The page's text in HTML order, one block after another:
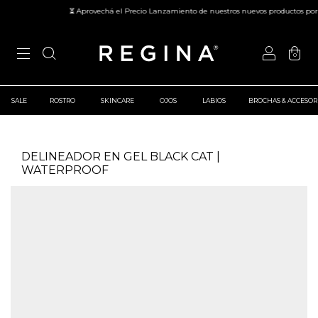
⏳ Aprovechá el Precio Lanzamiento de nuestros nuevos productos por
0
SALE ROSTRO SKINCARE OJOS LABIOS BROCHAS &
DELINEADOR EN GEL BLACK CAT |
WATERPROOF